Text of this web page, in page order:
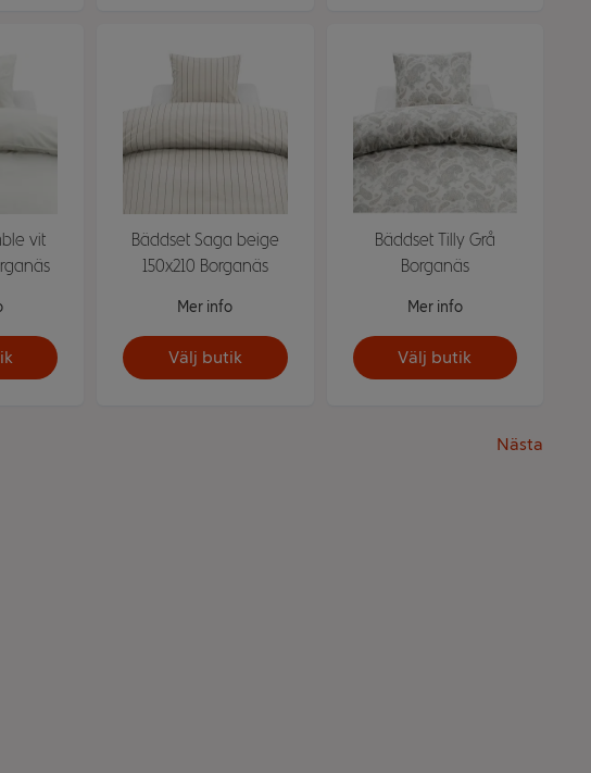
vit
Bäddset Saga beige
150x210 Borganäs
Mer info
Välj butik
Bäddset Tilly Grå
Borganäs
Mer info
Välj butik
Nästa